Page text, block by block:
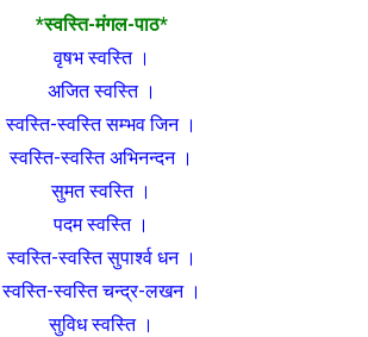
*स्वस्ति-मंगल-पाठ*
वृषभ स्वस्ति ।
अजित स्वस्ति ।
स्वस्ति-स्वस्ति सम्भव जिन ।
स्वस्ति-स्वस्ति अभिनन्दन ।
सुमत स्वस्ति ।
पदम स्वस्ति ।
स्वस्ति-स्वस्ति सुपार्श्व धन ।
स्वस्ति-स्वस्ति चन्द्र-लखन ।
सुविध स्वस्ति ।